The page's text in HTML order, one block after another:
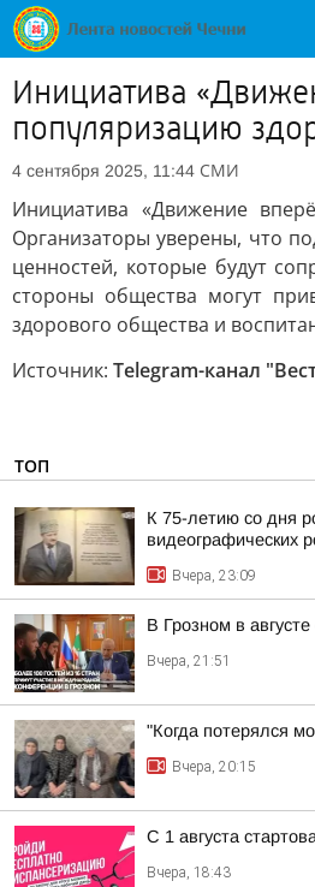
Инициатива
популяризацию
4 сентября 2025, 11:44 СМИ
Инициатива «Движение
Организаторы уверены, что
ценностей, которые будут
стороны общества могут
здорового общества и
Источник: Telegram-канал
ТОП
К 75-летию со дня
видеографических
Вчера, 23:09
В Грозном в
Вчера, 21:51
"Когда потерялся
Вчера, 20:15
С 1 августа
Вчера, 18:43